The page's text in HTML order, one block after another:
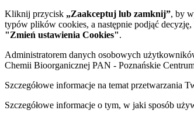
Kliknij przycisk „Zaakceptuj lub zamknij”, by
typów plików cookies, a następnie podjąć
"Zmień ustawienia Cookies".
Administratorem danych osobowych
Chemii Bioorganicznej PAN - Poznańskie
Szczegółowe informacje na temat przetwarzania
Szczegółowe informacje o tym, w jaki sposób